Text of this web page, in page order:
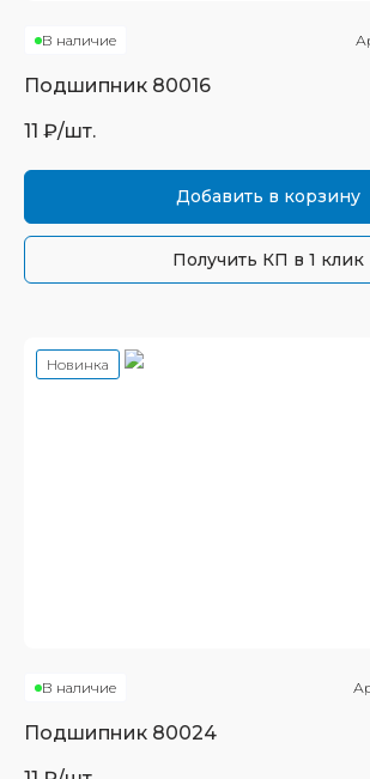
В наличие
Подшипник 80016
11 ₽/шт.
Добавить в корзину
Получить КП в 1 клик
Новинка
В наличие
Подшипник 80024